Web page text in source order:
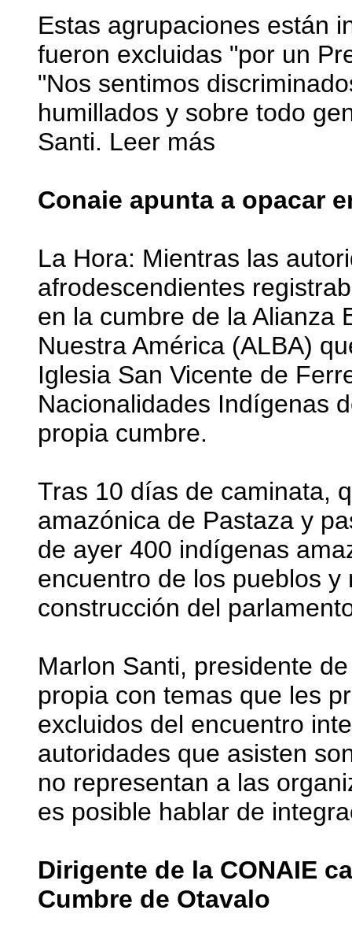
Estas agrupaciones están
fueron excluidas "por un
"Nos sentimos
humillados y sobre todo
Santi. Leer más
Conaie apunta a opacar
La Hora: Mientras las
afrodescendientes
en la cumbre de la Alianza
Nuestra América (ALBA)
Iglesia San Vicente de
Nacionalidades Indígenas
propia cumbre.
Tras 10 días de caminata,
amazónica de Pastaza y
de ayer 400 indígenas
encuentro de los pueblos
construcción del
Marlon Santi, presidente
propia con temas que les
excluidos del encuentro
autoridades que asisten
no representan a las
es posible hablar de
Dirigente de la CONAIE
Cumbre de Otavalo